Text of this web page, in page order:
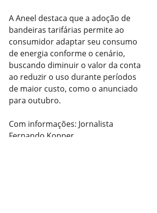
A Aneel destaca que a adoção de
bandeiras tarifárias permite ao
consumidor adaptar seu consumo
de energia conforme o cenário,
buscando diminuir o valor da conta
ao reduzir o uso durante períodos
de maior custo, como o anunciado
para outubro.
Com informações: Jornalista
Fernando Kopper